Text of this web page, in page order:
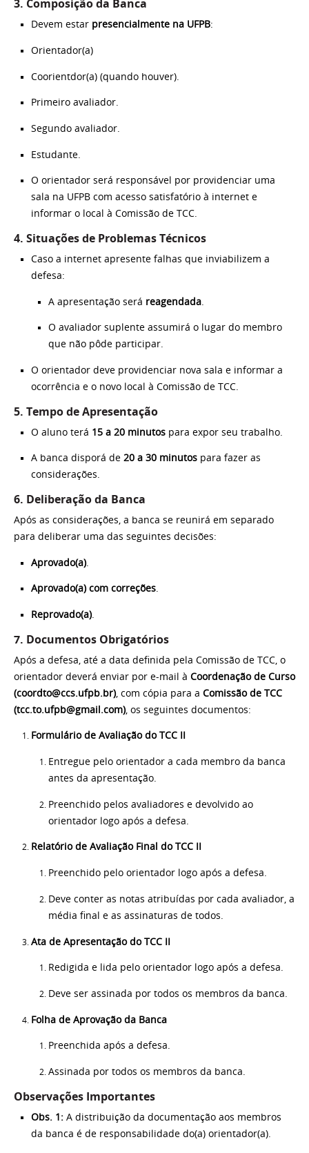
3. Composição da Banca
Devem estar presencialmente na UFPB:
Orientador(a)
Coorientdor(a) (quando houver).
Primeiro avaliador.
Segundo avaliador.
Estudante.
O orientador será responsável por providenciar uma
sala na UFPB com acesso satisfatório à internet e
informar o local à Comissão de TCC.
4. Situações de Problemas Técnicos
Caso a internet apresente falhas que inviabilizem a
defesa:
A apresentação será reagendada.
O avaliador suplente assumirá o lugar do membro
que não pôde participar.
O orientador deve providenciar nova sala e informar a
ocorrência e o novo local à Comissão de TCC.
5. Tempo de Apresentação
O aluno terá 15 a 20 minutospara expor seu trabalho.
A banca disporá de 20 a 30 minutospara fazer as
considerações.
6. Deliberação da Banca
Após as considerações, a banca se reunirá em separado
para deliberar uma das seguintes decisões:
Aprovado(a).
Aprovado(a) com correções.
Reprovado(a).
7. Documentos Obrigatórios
Após a defesa, até a data definida pela Comissão de TCC, o
orientador deverá enviar por e-mail à Coordenação de Curso
(coordto@ccs.ufpb.br), com cópia para a Comissão de TCC
(tcc.to.ufpb@gmail.com), os seguintes documentos:
Formulário de Avaliação do TCC II
Entregue pelo orientador a cada membro da banca
antes da apresentação.
Preenchido pelos avaliadores e devolvido ao
orientador logo após a defesa.
Relatório de Avaliação Final do TCC II
Preenchido pelo orientador logo após a defesa.
Deve conter as notas atribuídas por cada avaliador, a
média final e as assinaturas de todos.
Ata de Apresentação do TCC II
Redigida e lida pelo orientador logo após a defesa.
Deve ser assinada por todos os membros da banca.
Folha de Aprovação da Banca
Preenchida após a defesa.
Assinada por todos os membros da banca.
Observações Importantes
Obs. 1:A distribuição da documentação aos membros
da banca é de responsabilidade do(a) orientador(a).